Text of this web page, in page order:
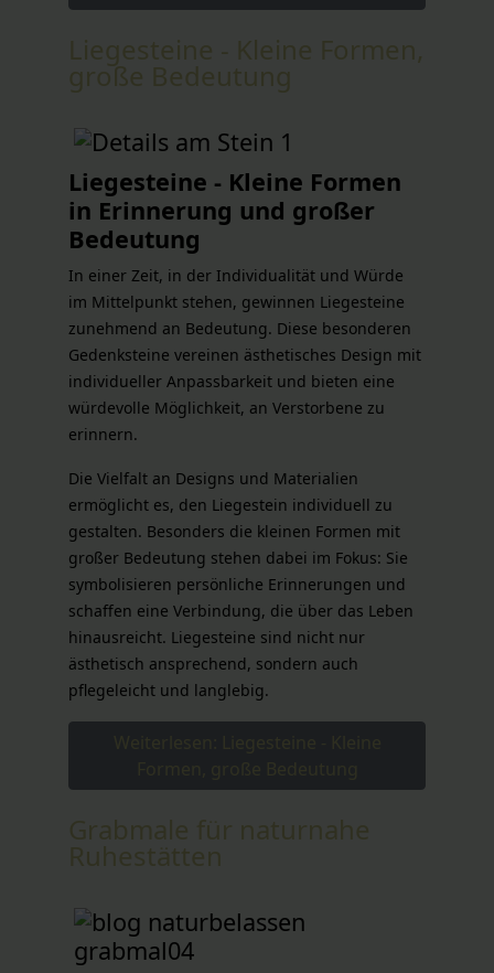
Liegesteine - Kleine Formen,
große Bedeutung
Liegesteine - Kleine Formen
in Erinnerung und großer
Bedeutung
In einer Zeit, in der Individualität und Würde
im Mittelpunkt stehen, gewinnen Liegesteine
zunehmend an Bedeutung. Diese besonderen
Gedenksteine vereinen ästhetisches Design mit
individueller Anpassbarkeit und bieten eine
würdevolle Möglichkeit, an Verstorbene zu
erinnern.
Die Vielfalt an Designs und Materialien
ermöglicht es, den Liegestein individuell zu
gestalten. Besonders die kleinen Formen mit
großer Bedeutung stehen dabei im Fokus: Sie
symbolisieren persönliche Erinnerungen und
schaffen eine Verbindung, die über das Leben
hinausreicht. Liegesteine sind nicht nur
ästhetisch ansprechend, sondern auch
pflegeleicht und langlebig.
Grabmale für naturnahe
Ruhestätten